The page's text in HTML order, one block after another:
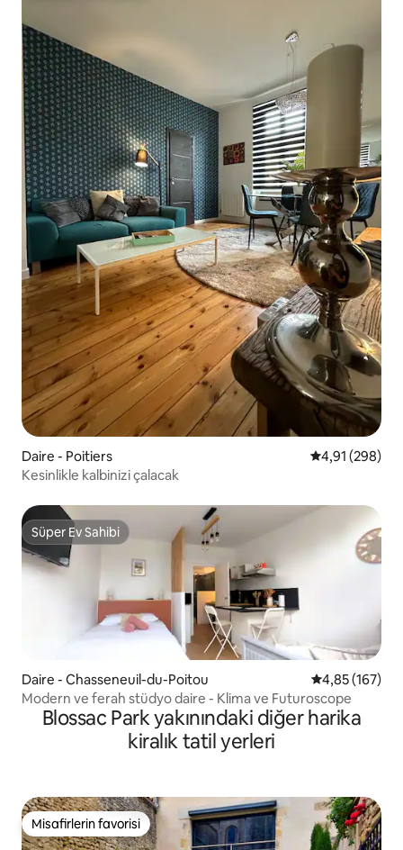
Daire - Poitiers 5 üzerinden
4,91 (298)
Kesinlikle kalbinizi çalacak
Süper Ev Sahibi
Süper Ev Sahibi
Daire - Chasseneuil-du-Poitou 5 üzerinden
4,85 (167)
Modern ve ferah stüdyo daire - Klima ve Futuroscope
Blossac Park yakınındaki diğer harika
kiralık tatil yerleri
Misafirlerin favorisi
Misafirlerin favorisi